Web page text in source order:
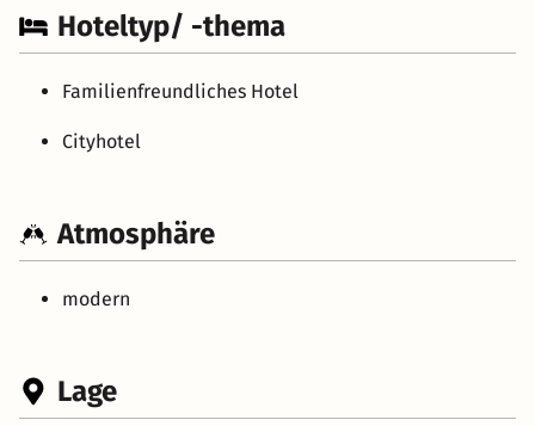
Hoteltyp/ -thema
Familienfreundliches Hotel
Cityhotel
Atmosphäre
modern
Lage